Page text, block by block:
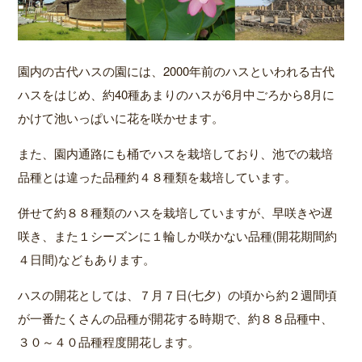
園内の古代ハスの園には、2000年前のハスといわれる古代
ハスをはじめ、約40種あまりのハスが6月中ごろから8月に
かけて池いっぱいに花を咲かせます。
また、園内通路にも桶でハスを栽培しており、池での栽培
品種とは違った品種約４８種類を栽培しています。
併せて約８８種類のハスを栽培していますが、早咲きや遅
咲き、また１シーズンに１輪しか咲かない品種(開花期間約
４日間)などもあります。
ハスの開花としては、７月７日(七夕）の頃から約２週間頃
が一番たくさんの品種が開花する時期で、約８８品種中、
３０～４０品種程度開花します。